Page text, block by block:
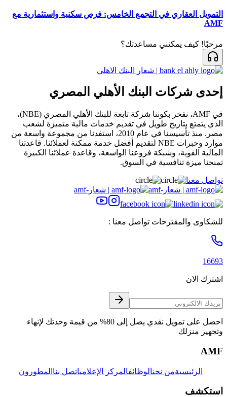
التمويل العقاري في التجمع الخامس: فرص سكنية واستثمارية مع
AMF
مرحبًا! كيف يمكنني مساعدتك؟
إحدى شركات البنك الأهلي المصري
في AMF، نفخر بكوننا شركة تابعة للبنك الأهلي المصري (NBE)،
الذي يتمتع بتاريخ طويل في تقديم خدمات مالية متميزة لشعب
مصر. منذ تأسيسنا في عام 2010، استفدنا من مجموعة واسعة من
موارد وخبرات NBE لتقديم أفضل خدمة ممكنة لعملائنا. قاعدتنا
المالية القوية، وشبكة فروعنا الواسعة، وقاعدة عملائنا الكبيرة
تمنحنا ميزة تنافسية في السوق.
تواصل معنا
للشكاوى والمقترحات تواصل معنا :
16693
اشترك الان
احصل على تمويل نقدي يصل إلى 80% من قيمة وحدتك لإنهاء
وتجهيز منزلك
AMF
الرئيسيةمن نحنالوظائفالمركز الإعلامياتصل بنا المطورون
استكشف